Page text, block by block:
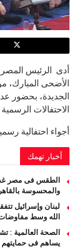
أدى الرئيس
الأضحى المبارك،
الجديدة، بحضور
الاحتفالات الرسمية
أجواء احتفالية
أخبار تهمك
الطقس فى مصر
والمحسوسة بالقاهرة 38
لبنان وإسرائيل
الله وسط
الصحة العالمية :
يساهم فى حمايتهم